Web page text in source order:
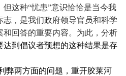
这种“忧患”意识恰恰是当今我
，是我们政府领导官员和科学
回答的重要内容。为此，分析
达到倡议者预想的这种结果是存
弊两方面的问题，重开胶莱河